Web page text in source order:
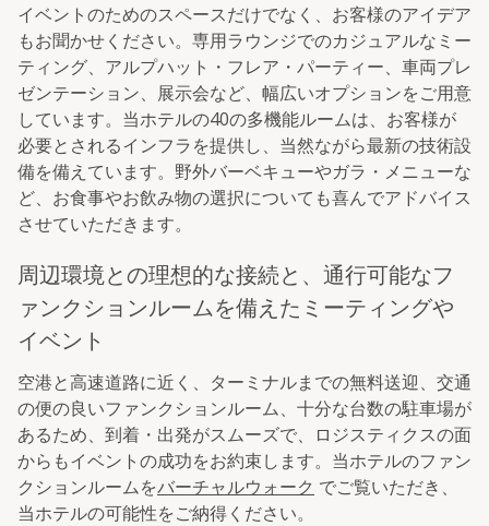
イベントのためのスペースだけでなく、お客様のアイデア
もお聞かせください。専用ラウンジでのカジュアルなミー
ティング、アルプハット・フレア・パーティー、車両プレ
ゼンテーション、展示会など、幅広いオプションをご用意
しています。当ホテルの40の多機能ルームは、お客様が
必要とされるインフラを提供し、当然ながら最新の技術設
備を備えています。野外バーベキューやガラ・メニューな
ど、お食事やお飲み物の選択についても喜んでアドバイス
させていただきます。
周辺環境との理想的な接続と、通行可能なフ
ァンクションルームを備えたミーティングや
イベント
空港と高速道路に近く、ターミナルまでの無料送迎、交通
の便の良いファンクションルーム、十分な台数の駐車場が
あるため、到着・出発がスムーズで、ロジスティクスの面
からもイベントの成功をお約束します。当ホテルのファン
クションルームをバーチャルウォーク でご覧いただき、
当ホテルの可能性をご納得ください。